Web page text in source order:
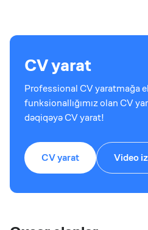
CV yarat
Professional CV yaratmağa
funksionallığımız olan CV
dəqiqəyə CV yarat!
CV yarat Video